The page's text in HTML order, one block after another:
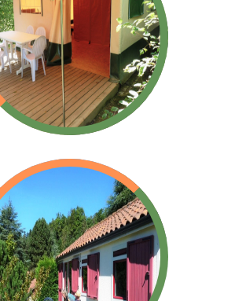
Bungalows Tente
Cyrus
Toile type Cyrus
Chalets HLL
Habitation légère de loisir